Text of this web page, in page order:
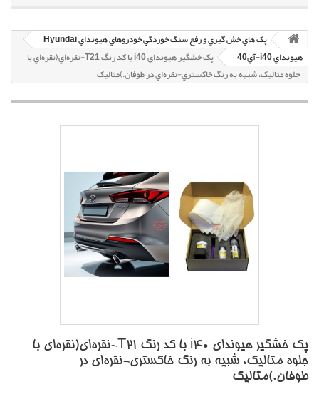
پک هاي خش گيري و رفع سنگ خوردگي خودروهاي هيونداي Hyundai
هيونداي i40-آي40
پک خشگير هیوندای i40 با کد رنگ T21-نقره‌اي(نقره‌اي با
جلوه متاليک، شبيه به رنگ خاکستري-نقره‌اي در طوفان.)متاليک
پک خشگير هیوندای i40 با کد رنگ T21-نقره‌اي(نقره‌اي با
جلوه متاليک، شبيه به رنگ خاکستري-نقره‌اي در
طوفان.)متاليک